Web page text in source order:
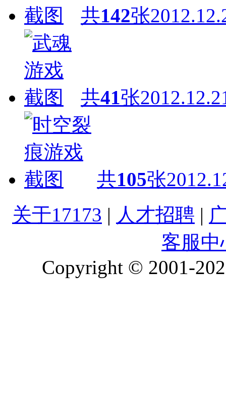
共142张
共41张
共105张
关于17173 | 人才招聘 |
客服中
Copyright © 2001-